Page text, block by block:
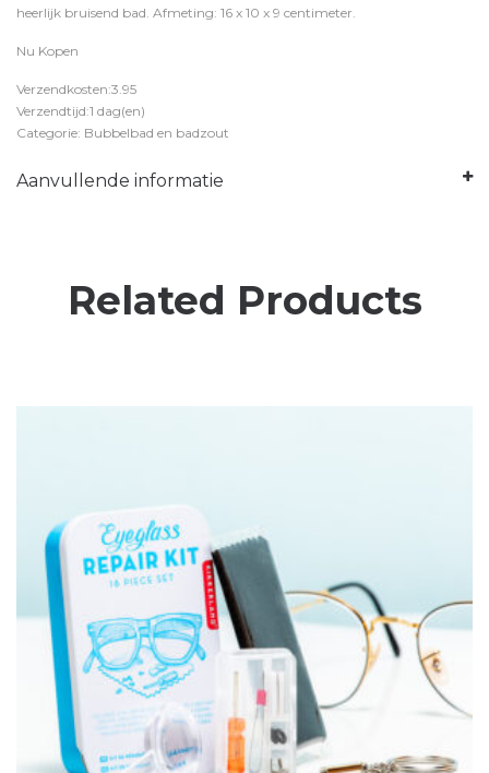
heerlijk bruisend bad. Afmeting: 16 x 10 x 9 centimeter.
Nu Kopen
Verzendkosten:3.95
Verzendtijd:1 dag(en)
Categorie: Bubbelbad en badzout
Aanvullende informatie
Related Products